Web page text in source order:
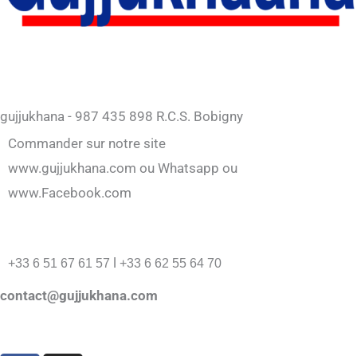
gujjukhana - 987 435 898 R.C.S. Bobigny
Commander sur notre site
www.gujjukhana.com ou Whatsapp ou
www.Facebook.com
+33 6 51 67 61 57 l +33 6 62 55 64 70
contact@gujjukhana.com